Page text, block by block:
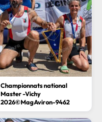
Championnats national
Master -Vichy
2026©MagAviron-9462